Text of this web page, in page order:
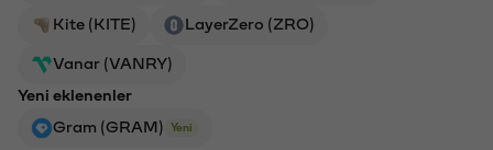
Kite (KITE) LayerZero (ZRO)
Vanar (VANRY)
Yeni eklenenler
Gram (GRAM)
Yeni